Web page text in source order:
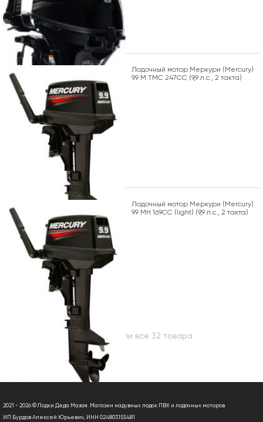
Лодочный мотор Меркури (Mercury)
9.9 M TMC 247CC (9,9 л.с., 2 такта)
Лодочный мотор Меркури (Mercury)
9.9 MH 169CC (light) (9,9 л.с., 2 такта)
Вы посмотрели все 32 товара
2021 - 2026 © Лодки Деда Мазая. Магазин надувных лодок ПВХ и лодочных моторов
ИП Бурдов Алексей Юрьевич, ИНН 024803155481